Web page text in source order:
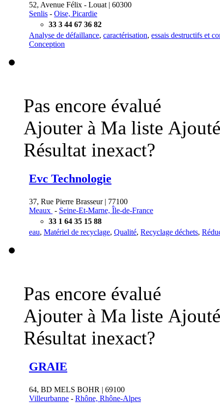
52, Avenue Félix - Louat | 60300
Senlis - Oise, Picardie
33 3 44 67 36 82
Analyse de défaillance, caractérisation, essais destructifs et
Conception
Pas encore évalué
Ajouter à Ma liste
Résultat inexact?
Evc Technologie
37, Rue Pierre Brasseur | 77100
Meaux - Seine-Et-Marne, Île-de-France
33 1 64 35 15 88
eau, Matériel de recyclage, Qualité, Recyclage déchets,
Pas encore évalué
Ajouter à Ma liste
Résultat inexact?
GRAIE
64, BD MELS BOHR | 69100
Villeurbanne - Rhône, Rhône-Alpes